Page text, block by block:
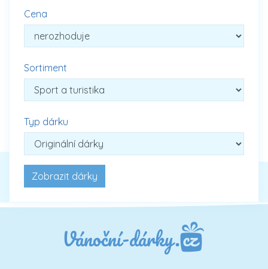
Cena
Sortiment
Typ dárku